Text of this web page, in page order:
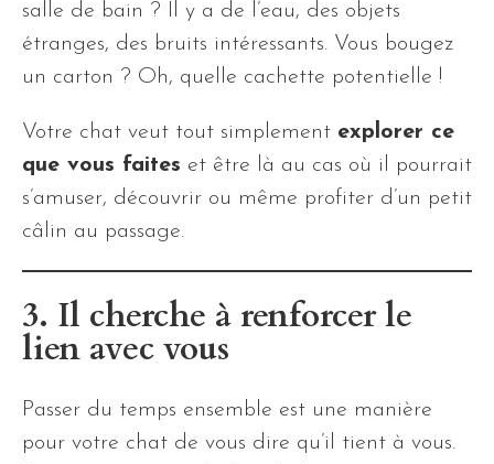
salle de bain ? Il y a de l’eau, des objets
étranges, des bruits intéressants. Vous bougez
un carton ? Oh, quelle cachette potentielle !
Votre chat veut tout simplement explorer ce
que vous faites et être là au cas où il pourrait
s’amuser, découvrir ou même profiter d’un petit
câlin au passage.
3. Il cherche à renforcer le
lien avec vous
Passer du temps ensemble est une manière
pour votre chat de vous dire qu’il tient à vous.